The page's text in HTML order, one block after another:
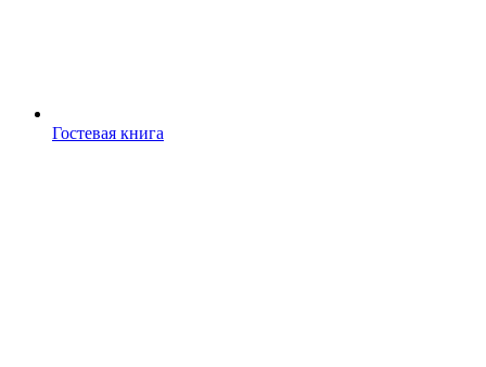
Гостевая книга